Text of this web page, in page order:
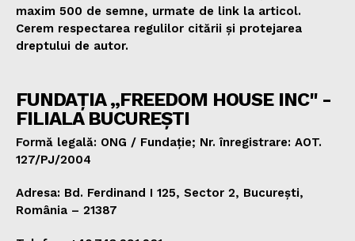
maxim 500 de semne, urmate de link la articol.
Cerem respectarea regulilor citării și protejarea
dreptului de autor.
FUNDAȚIA „FREEDOM HOUSE INC" -
FILIALA BUCUREȘTI
Formă legală: ONG / Fundație; Nr. înregistrare: AOT.
127/PJ/2004
Adresa: Bd. Ferdinand I 125, Sector 2, București,
România – 21387